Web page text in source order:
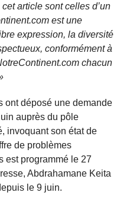
article sont celles d’un
est une
expression, la diversité
conformément à
chacun
ont déposé une demande
auprès du pôle
invoquant son état de
de problèmes
est programmé le 27
Abdrahamane Keita
le 9 juin.